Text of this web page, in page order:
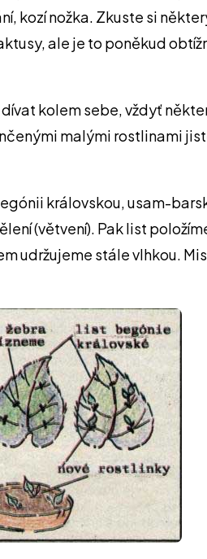
kozí nožka. Zkuste si
ale je to poněkud
kolem sebe, vždyť
malými rostlinami
královskou, usam-
(větvení). Pak list
udržujeme stále vlhkou.